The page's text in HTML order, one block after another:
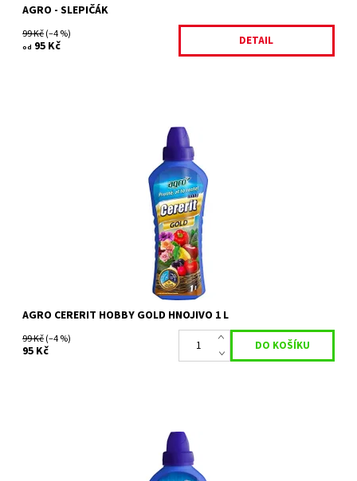
AGRO - SLEPIČÁK
99 Kč(–4 %)
od 95 Kč DETAIL
AGRO Cererit Hobby Gold je kapalné minerální bezchloridové
hnojivo s mikroprvky. Je určené pro všechny druhy okrasných i
Skladem 6 ks
AGRO CERERIT HOBBY GOLD HNOJIVO 1 L
99 Kč(–4 %)
95 Kč
Bezchloridové hnojivo, pro výživu ovoce, zeleniny, pokojových,
balkónových a ostatních okrasných rostlin a chmelu, používá se k